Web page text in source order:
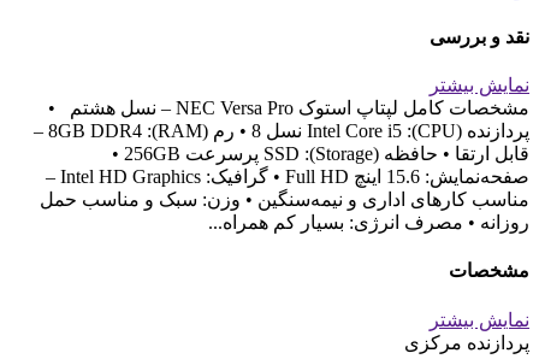
نقد و بررسی
نمایش بیشتر
مشخصات کامل لپتاپ استوک NEC Versa Pro – نسل هشتم •
پردازنده (CPU): Intel Core i5 نسل 8 • رم (RAM): 8GB DDR4 –
قابل ارتقا • حافظه (Storage): SSD پرسرعت 256GB •
صفحه‌نمایش: 15.6 اینچ Full HD • گرافیک: Intel HD Graphics –
مناسب کارهای اداری و نیمه‌سنگین • وزن: سبک و مناسب حمل
روزانه • مصرف انرژی: بسیار کم همراه...
مشخصات
نمایش بیشتر
پردازنده مرکزی